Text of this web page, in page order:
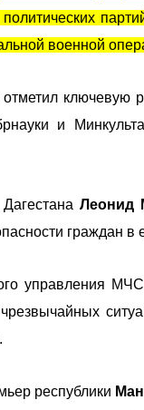
политических
военной
отметил ключевую
и
Леонид
граждан в
управления
республики